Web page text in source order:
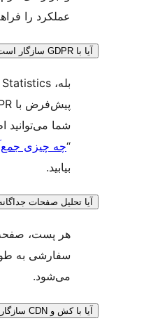
عملکرد را فراهم کنید.
بله، WP Statistics به طور
پیش‌فرض با GDPR سازگار است.
شما می‌توانید اطلاعات بیشتری در
چه چیزی جمع‌آوری می‌کنیم”
صفحات جداگانه موجود است؟
هر پست، صفحه و نوع پست
سفارشی به طور دقیق ردیابی